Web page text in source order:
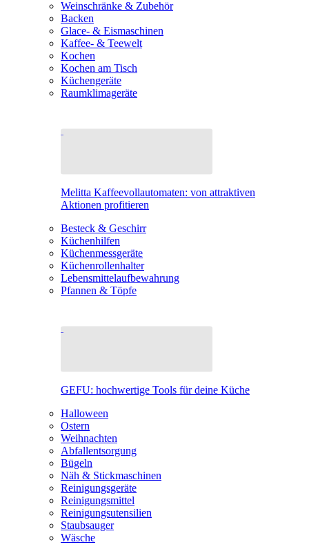
Weinschränke & Zubehör
Backen
Glace- & Eismaschinen
Kaffee- & Teewelt
Kochen
Kochen am Tisch
Küchengeräte
Raumklimageräte
Melitta Kaffeevollautomaten: von attraktiven
Aktionen profitieren
Besteck & Geschirr
Küchenhilfen
Küchenmessgeräte
Küchenrollenhalter
Lebensmittelaufbewahrung
Pfannen & Töpfe
GEFU: hochwertige Tools für deine Küche
Halloween
Ostern
Weihnachten
Abfallentsorgung
Bügeln
Näh & Stickmaschinen
Reinigungsgeräte
Reinigungsmittel
Reinigungsutensilien
Staubsauger
Wäsche